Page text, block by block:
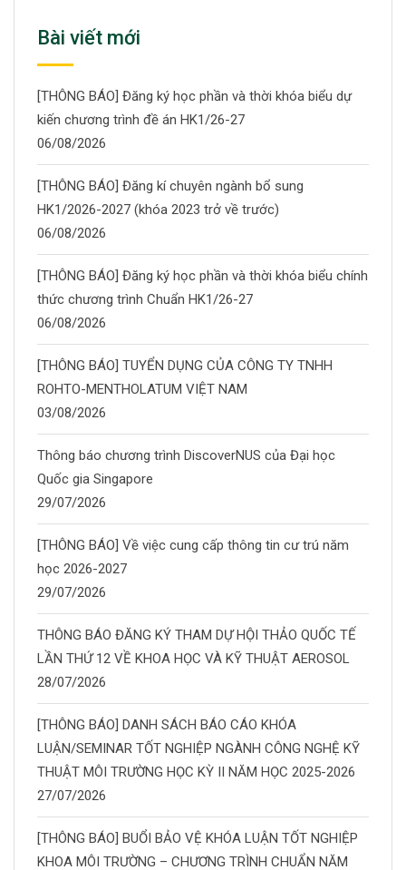
Bài viết mới
[THÔNG BÁO] Đăng ký học phần và thời khóa biểu dự
kiến chương trình đề án HK1/26-27
06/08/2026
[THÔNG BÁO] Đăng kí chuyên ngành bổ sung
HK1/2026-2027 (khóa 2023 trở về trước)
06/08/2026
[THÔNG BÁO] Đăng ký học phần và thời khóa biểu chính
thức chương trình Chuẩn HK1/26-27
06/08/2026
[THÔNG BÁO] TUYỂN DỤNG CỦA CÔNG TY TNHH
ROHTO-MENTHOLATUM VIỆT NAM
03/08/2026
Thông báo chương trình DiscoverNUS của Đại học
Quốc gia Singapore
29/07/2026
[THÔNG BÁO] Về việc cung cấp thông tin cư trú năm
học 2026-2027
29/07/2026
THÔNG BÁO ĐĂNG KÝ THAM DỰ HỘI THẢO QUỐC TẾ
LẦN THỨ 12 VỀ KHOA HỌC VÀ KỸ THUẬT AEROSOL
28/07/2026
[THÔNG BÁO] DANH SÁCH BÁO CÁO KHÓA
LUẬN/SEMINAR TỐT NGHIỆP NGÀNH CÔNG NGHỆ KỸ
THUẬT MÔI TRƯỜNG HỌC KỲ II NĂM HỌC 2025-2026
27/07/2026
[THÔNG BÁO] BUỔI BẢO VỆ KHÓA LUẬN TỐT NGHIỆP
KHOA MÔI TRƯỜNG – CHƯƠNG TRÌNH CHUẨN NĂM